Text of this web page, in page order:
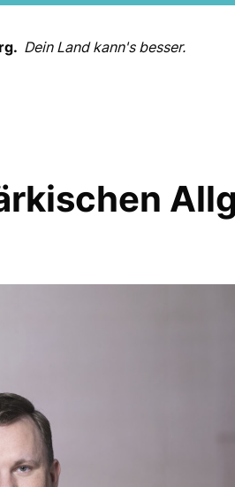
Dein Land kann's besser.